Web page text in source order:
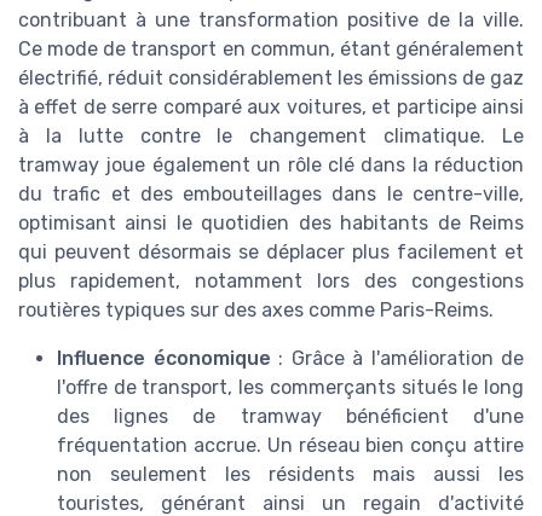
contribuant à une transformation positive de la ville.
Ce mode de transport en commun, étant généralement
électrifié, réduit considérablement les émissions de gaz
à effet de serre comparé aux voitures, et participe ainsi
à la lutte contre le changement climatique. Le
tramway joue également un rôle clé dans la réduction
du trafic et des embouteillages dans le centre-ville,
optimisant ainsi le quotidien des habitants de Reims
qui peuvent désormais se déplacer plus facilement et
plus rapidement, notamment lors des congestions
routières typiques sur des axes comme Paris-Reims.
Influence économique : Grâce à l'amélioration de
l'offre de transport, les commerçants situés le long
des lignes de tramway bénéficient d'une
fréquentation accrue. Un réseau bien conçu attire
non seulement les résidents mais aussi les
touristes, générant ainsi un regain d'activité